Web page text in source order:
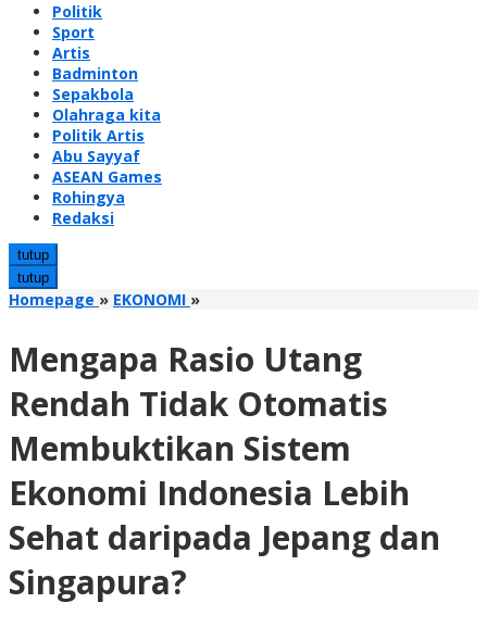
Politik
Sport
Artis
Badminton
Sepakbola
Olahraga kita
Politik Artis
Abu Sayyaf
ASEAN Games
Rohingya
Redaksi
tutup
tutup
Homepage » EKONOMI »Mengapa
Rendah
Otomatis
Membuktikan
Sistem
Ekonomi
Indonesia
Lebih
Sehat
daripada
Mengapa Rasio Utang
Rendah Tidak Otomatis
Membuktikan Sistem
Ekonomi Indonesia Lebih
Sehat daripada Jepang dan
Singapura?